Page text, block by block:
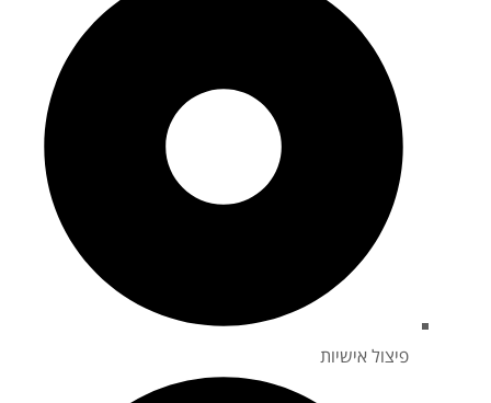
פיצול אישיות